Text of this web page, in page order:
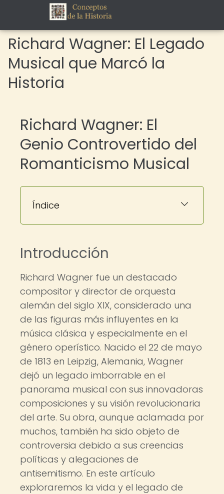
Richard Wagner: El Legado
Musical que Marcó la
Historia
Richard Wagner: El
Genio Controvertido del
Romanticismo Musical
Índice
Introducción
Richard Wagner fue un destacado
compositor y director de orquesta
alemán del siglo XIX, considerado una
de las figuras más influyentes en la
música clásica y especialmente en el
género operístico. Nacido el 22 de mayo
de 1813 en Leipzig, Alemania, Wagner
dejó un legado imborrable en el
panorama musical con sus innovadoras
composiciones y su visión revolucionaria
del arte. Su obra, aunque aclamada por
muchos, también ha sido objeto de
controversia debido a sus creencias
políticas y alegaciones de
antisemitismo. En este artículo
exploraremos la vida y el legado de